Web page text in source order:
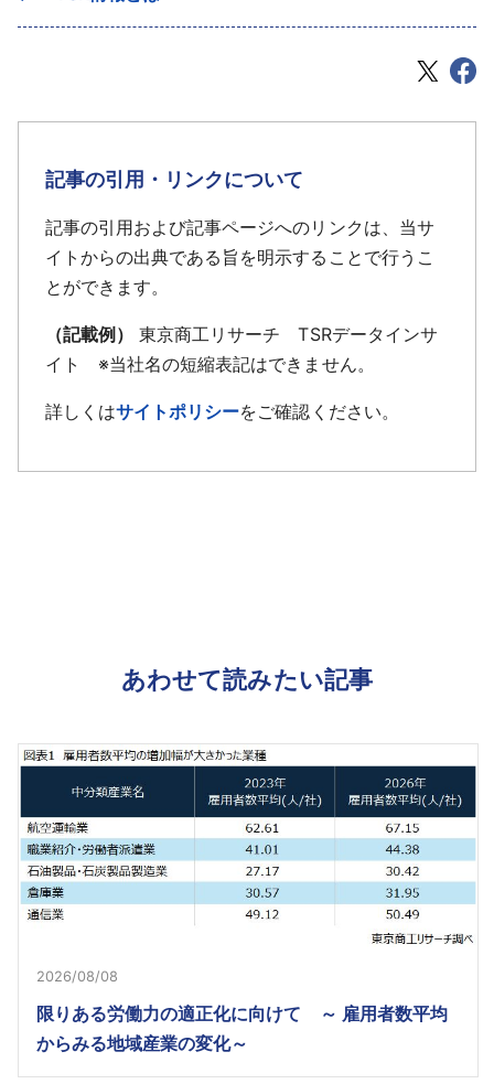
記事の引用・リンクについて
記事の引用および記事ページへのリンクは、当サ
イトからの出典である旨を明示することで行うこ
とができます。
（記載例）
東京商工リサーチ TSRデータインサ
イト ※当社名の短縮表記はできません。
詳しくはサイトポリシーをご確認ください。
あわせて読みたい記事
2026/08/08
限りある労働力の適正化に向けて ～ 雇用者数平均
からみる地域産業の変化～